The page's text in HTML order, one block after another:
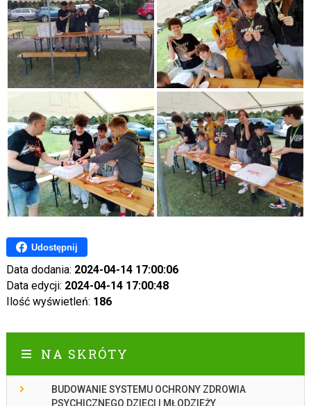
Udostępnij
Data dodania: 2024-04-14 17:00:06
Data edycji: 2024-04-14 17:00:48
Ilość wyświetleń: 186
NA SKRÓTY
BUDOWANIE SYSTEMU OCHRONY ZDROWIA
PSYCHICZNEGO DZIECI I MŁODZIEŻY